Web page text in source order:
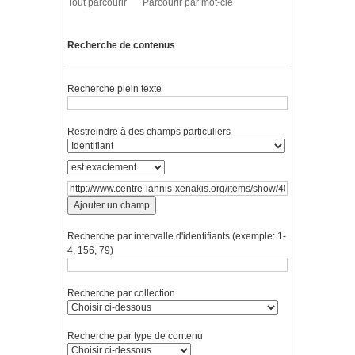
Tout parcourir Parcourir par mot-clé
Recherche de contenus
Recherche plein texte
Restreindre à des champs particuliers
Ajouter un champ
Recherche par intervalle d'identifiants (exemple: 1-
4, 156, 79)
Recherche par collection
Recherche par type de contenu